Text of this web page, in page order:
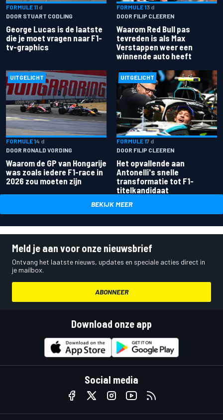
FORMULE 11 d
DOOR STUART CODLING
George Lucas is de laatste
die je moet vragen naar F1-
tv-graphics
FORMULE 13 d
DOOR FILIP CLEEREN
Waarom Red Bull pas
tevreden is als Max
Verstappen weer een
winnende auto heeft
UITGELICHT
FORMULE 14 d
DOOR RONALD VORDING
Waarom de GP van Hongarije
was zoals iedere F1-race in
2026 zou moeten zijn
UITGELICHT
FORMULE 17 d
DOOR FILIP CLEEREN
Het opvallende aan
Antonelli's snelle
transformatie tot F1-
titelkandidaat
BEKIJK MEER
Meld je aan voor onze nieuwsbrief
Ontvang het laatste nieuws, updates en speciale acties direct in
je mailbox.
ABONNEER
Download onze app
Social media